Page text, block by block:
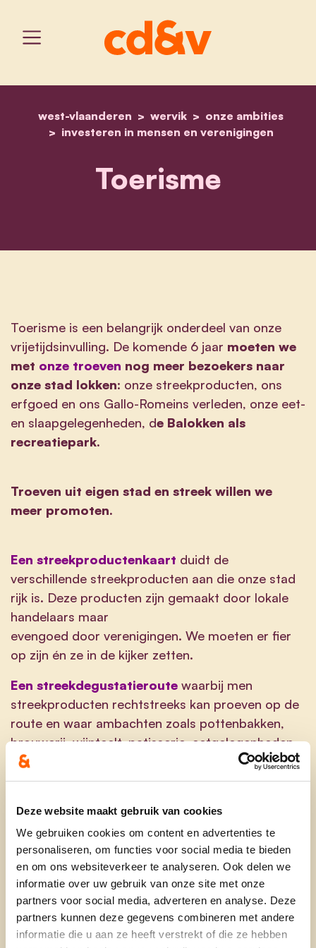
Deze website maakt gebruik van cookies
We gebruiken cookies om content en advertenties te
personaliseren, om functies voor social media te bieden
en om ons websiteverkeer te analyseren. Ook delen we
informatie over uw gebruik van onze site met onze
partners voor social media, adverteren en analyse. Deze
partners kunnen deze gegevens combineren met andere
informatie die u aan ze heeft verstrekt of die ze hebben
home
west-vlaanderen wervik
onze ambities
investeren in mensen en verenigingen
toerisme
Toerisme
Toerisme is een belangrijk onderdeel van onze
vrijetijdsinvulling. De komende 6 jaar moeten we
met onze troeven nog meer bezoekers naar
onze stad lokken: onze streekproducten, ons
erfgoed en ons Gallo-Romeins verleden, onze eet-
en slaapgelegenheden, de Balokken als
recreatiepark.
Troeven uit eigen stad en streek willen we
meer promoten.
Een streekproductenkaart duidt de
verschillende streekproducten aan die onze stad
rijk is. Deze producten zijn gemaakt door lokale
handelaars maar
evengoed door verenigingen. We moeten er fier
op zijn én ze in de kijker zetten.
Een streekdegustatieroute waarbij men
streekproducten rechtstreeks kan proeven op de
route en waar ambachten zoals pottenbakken,
brouwerij, wijnteelt, patisserie, eetgelegenheden
en horecazaken open staan voor de toeristen.
gebied kunnen meegenomen worden.
De échtetabaksteelt behoort meer en meer tot
het verleden. Dit moet echter gekoesterd worden
en mag niet verloren gaan, enkele voorstellen:
Eenvrij toegankelijke tabaksastop ons